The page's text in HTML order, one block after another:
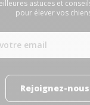
astuces et
pour élever vos
Rejoignez-nous